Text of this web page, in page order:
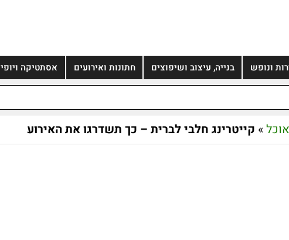
ונופש בנייה, עיצוב ושיפוצים חתונות ואירועים אסתטיקה ויופי
אוכל» קייטרינג חלבי לברית – כך תשדרגו את האירוע